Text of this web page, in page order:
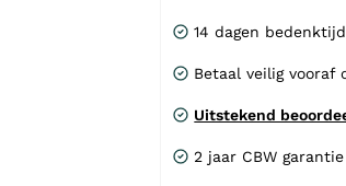
14 dagen bedenktijd
Betaal veilig vooraf
Uitstekend
2 jaar CBW garantie